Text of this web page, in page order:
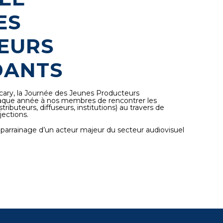
la Journée des Jeunes Producteurs
année à nos membres de rencontrer les
diffuseurs, institutions) au travers de
d’un acteur majeur du secteur audiovisuel